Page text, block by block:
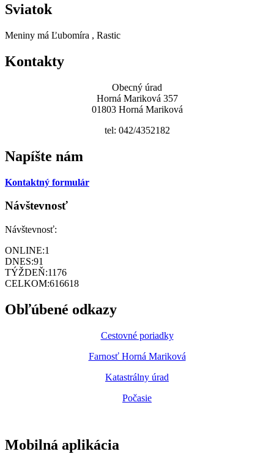
Sviatok
Meniny má Ľubomíra , Rastic
Kontakty
Obecný úrad
Horná Mariková 357
01803 Horná Mariková
tel: 042/4352182
Napíšte nám
Kontaktný formulár
Návštevnosť
Návštevnosť:
ONLINE:1
DNES:91
TÝŽDEŇ:1176
CELKOM:616618
Obľúbené odkazy
Cestovné poriadky
Farnosť Horná Mariková
Katastrálny úrad
Počasie
Mobilná aplikácia